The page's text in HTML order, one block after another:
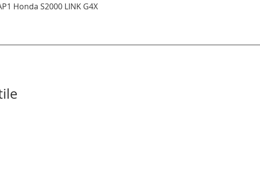
Honda S2000 LINK G4X